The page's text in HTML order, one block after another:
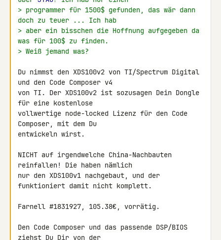
> programmer für 1500$ gefunden, das wär dann
doch zu teuer ... Ich hab
> aber ein bisschen die Hoffnung aufgegeben da
was für 100$ zu finden.
> Weiß jemand was?
Du nimmst den XDS100v2 von TI/Spectrum Digital
und den Code Composer v4
von TI. Der XDS100v2 ist sozusagen Dein Dongle
für eine kostenlose
vollwertige node-locked Lizenz für den Code
Composer, mit dem Du
entwickeln wirst.
NICHT auf irgendwelche China-Nachbauten
reinfallen! Die haben nämlich
nur den XDS100v1 nachgebaut, und der
funktioniert damit nicht komplett.
Farnell #1831927, 105.38€, vorrätig.
Den Code Composer und das passende DSP/BIOS
ziehst Du Dir von der